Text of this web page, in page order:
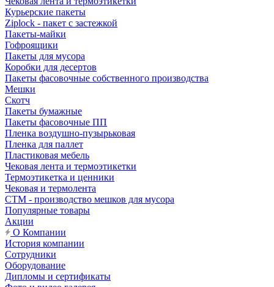
Курьерские пакеты
Ziplock - пакет с застежкой
Пакеты-майки
Гофроящики
Пакеты для мусора
Коробки для десертов
Пакеты фасовочные собственного производства
Мешки
Скотч
Пакеты бумажные
Пакеты фасовочные ПП
Пленка воздушно-пузырьковая
Пленка для паллет
Пластиковая мебель
Чековая лента и термоэтикетки
Термоэтикетка и ценники
Чековая и термолента
СТМ - производство мешков для мусора
Популярные товары
Акции
О Компании
История компании
Сотрудники
Оборудование
Дипломы и сертификаты